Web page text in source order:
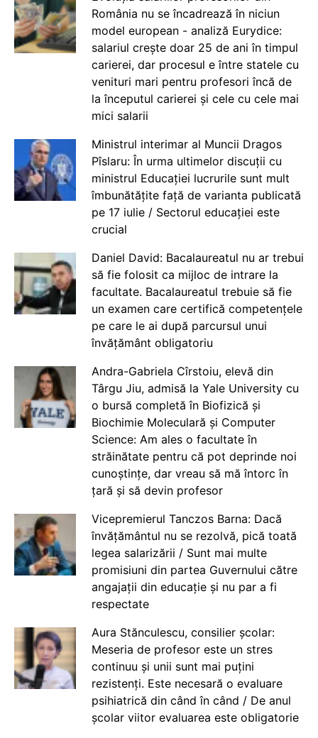
România nu se încadrează în niciun
model european - analiză Eurydice:
salariul crește doar 25 de ani în timpul
carierei, dar procesul e între statele cu
venituri mari pentru profesori încă de
la începutul carierei și cele cu cele mai
mici salarii
Ministrul interimar al Muncii Dragos
Pîslaru: În urma ultimelor discuții cu
ministrul Educației lucrurile sunt mult
îmbunătățite față de varianta publicată
pe 17 iulie / Sectorul educației este
crucial
Daniel David: Bacalaureatul nu ar trebui
să fie folosit ca mijloc de intrare la
facultate. Bacalaureatul trebuie să fie
un examen care certifică competențele
pe care le ai după parcursul unui
învățământ obligatoriu
Andra-Gabriela Cîrstoiu, elevă din
Târgu Jiu, admisă la Yale University cu
o bursă completă în Biofizică și
Biochimie Moleculară și Computer
Science: Am ales o facultate în
străinătate pentru că pot deprinde noi
cunoștințe, dar vreau să mă întorc în
țară și să devin profesor
Vicepremierul Tanczos Barna: Dacă
învățământul nu se rezolvă, pică toată
legea salarizării / Sunt mai multe
promisiuni din partea Guvernului către
angajații din educație și nu par a fi
respectate
Aura Stănculescu, consilier școlar:
Meseria de profesor este un stres
continuu și unii sunt mai puțini
rezistenți. Este necesară o evaluare
psihiatrică din când în când / De anul
școlar viitor evaluarea este obligatorie